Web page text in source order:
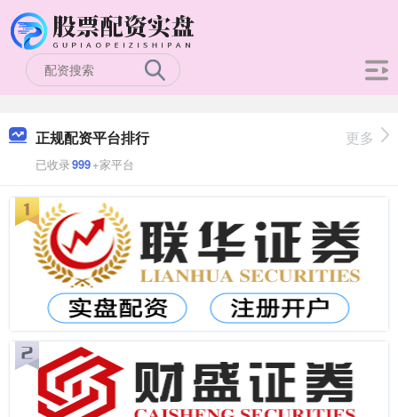
正规配资平台排行
已收录999+家平台
更多